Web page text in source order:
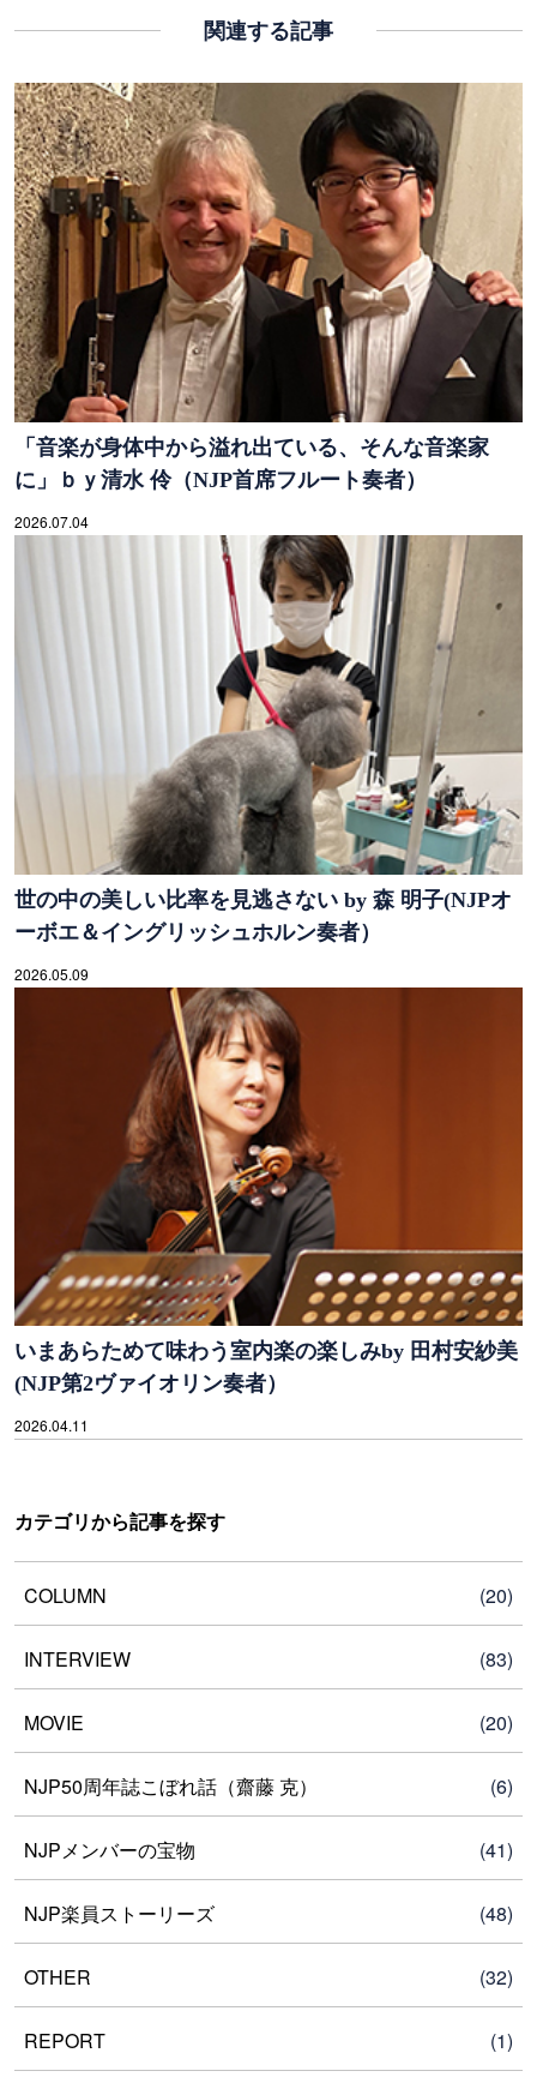
関連する記事
「音楽が身体中から溢れ出ている、そんな音楽家
に」ｂｙ清水 伶（NJP首席フルート奏者）
2026.07.04
世の中の美しい比率を見逃さない by 森 明子(NJPオ
ーボエ＆イングリッシュホルン奏者）
2026.05.09
いまあらためて味わう室内楽の楽しみby 田村安紗美
(NJP第2ヴァイオリン奏者）
2026.04.11
カテゴリから記事を探す
COLUMN (20)
INTERVIEW (83)
MOVIE (20)
NJP50周年誌こぼれ話（齋藤 克） (6)
NJPメンバーの宝物 (41)
NJP楽員ストーリーズ (48)
OTHER (32)
REPORT (1)